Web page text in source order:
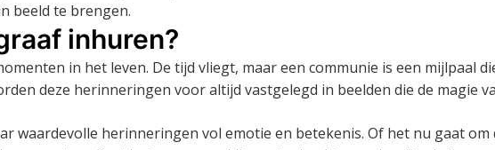
beeld te brengen.
inhuren?
in het leven. De tijd vliegt, maar een communie is een mijlpaal
deze herinneringen voor altijd vastgelegd in beelden die de magie
waardevolle herinneringen vol emotie en betekenis. Of het nu gaat